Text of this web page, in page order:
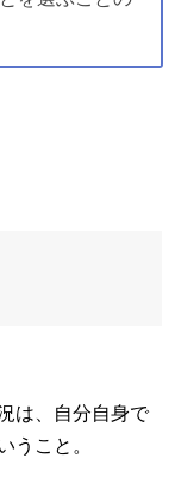
は、自分自身で
うこと。